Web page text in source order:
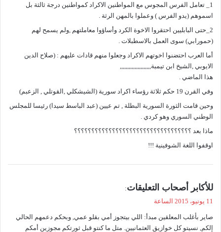
1_ تعامل الفرس المجوس مع المواطنين الاكراد كمواطنين درجة ثالثة بل
اسموهم (يدو الفرس ) وعملوا بالمهن الرثة .
2_حتى البابليين احتقروا الاخوة الكرد وأساؤوا معاملتهم ,ولم يسمح لهم
(حمورابي) سوى العمل بالاسطبلات .
أما العرب احتضنوا اخوتهم الاكراد وجعلوا منهم قادات عليهم : (صلاح الدين
الايوبي ,الشيخ ابن تيمبة,,,,,,,,,,,,,,,,,,,,,
هذا الماضي .
وفي القرن 19 حكم ثلاثة رؤساء اكراد سورية (الشيشكلي ,القوتلي , الزعبم)
وحين قامت الثورة السورية البطلة , تم عيين (عبد الباسط سيدا) رئيسا للمجلس
الوطني السوري وهو كردي .
ماذا بعد ؟؟؟؟؟؟؟؟؟؟؟؟؟؟؟؟؟؟؟؟؟؟؟؟؟؟؟؟؟؟؟؟؟؟
اوقفوا اللغة الشوفينية !!!
ي
ل
للأكابر أصحاب التعليقات:
11 يونيو، 2015 الساعة
صاير بأغلب المعلقين مبدأ: اللي بيتجوز أمي بقلو عمي, وبحكم دعمهم الحالي
إلكم, نسيتو كل خوازيق العثمانيين. متل ما كنتو قبل ثورتكم مجوزين أمكم